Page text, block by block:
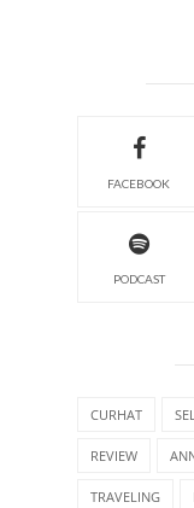
FACEBOOK
PODCAST
CURHAT
REVIEW
TRAVELING